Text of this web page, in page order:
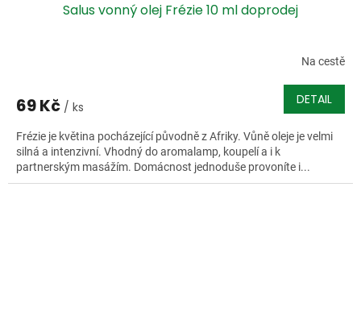
Salus vonný olej Frézie 10 ml doprodej
Na cestě
69 Kč / ks DETAIL
Frézie je květina pocházející původně z Afriky. Vůně oleje je velmi
silná a intenzivní. Vhodný do aromalamp, koupelí a i k
partnerským masážím. Domácnost jednoduše provoníte i...